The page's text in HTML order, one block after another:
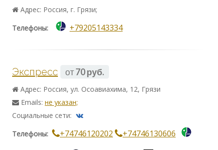
Адрес: Россия, г. Грязи;
Телефоны: +79205143334
Экспресс от70 руб.
Адрес: Россия, ул. Осоавиахима, 12, Грязи
Emails: не указан;
Социальные сети:
Телефоны: +74746120202 +74746130606